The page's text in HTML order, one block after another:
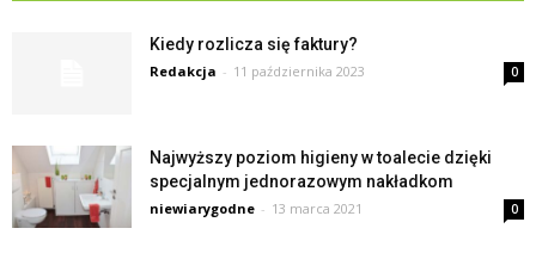
Kiedy rozlicza się faktury?
Redakcja - 11 października 2023 0
Najwyższy poziom higieny w toalecie dzięki
specjalnym jednorazowym nakładkom
niewiarygodne - 13 marca 2021 0